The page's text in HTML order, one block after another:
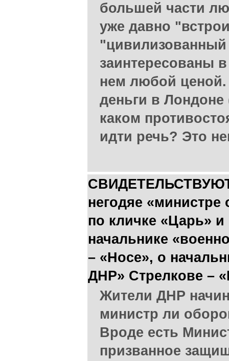
большей части
уже давно
заинтересованы
нем любой
деньги в Лондоне
каком
идти речь? Это
негодяе
по кличке «Царь» и
начальнике
– «Носе», о
ДНР» Стрелкове –
Жители ДНР
министр ли
Вроде есть
призванное